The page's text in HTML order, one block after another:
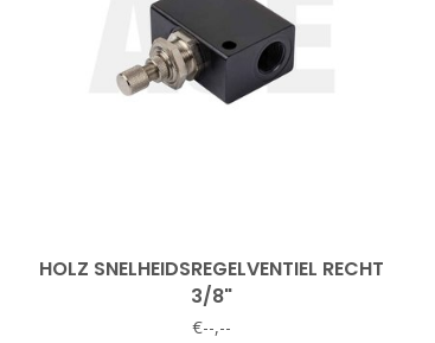
HOLZ SNELHEIDSREGELVENTIEL RECHT
3/8"
€--,--